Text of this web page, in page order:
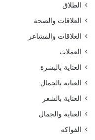
الطلاق
العلاقات والصحة
العلاقات والمشاعر
العملات
العناية بالبشرة
العناية بالجمال
العناية بالشعر
العناية والجمال
الفواكه